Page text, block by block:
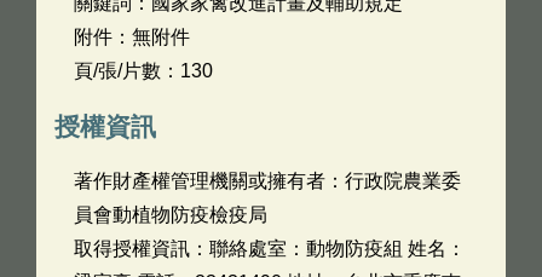
附件：無附件
頁/張/片數：130
授權資訊
著作財產權管理機關或擁有者：行政院農業委
員會動植物防疫檢疫局
取得授權資訊：聯絡處室：動物防疫組 姓名：